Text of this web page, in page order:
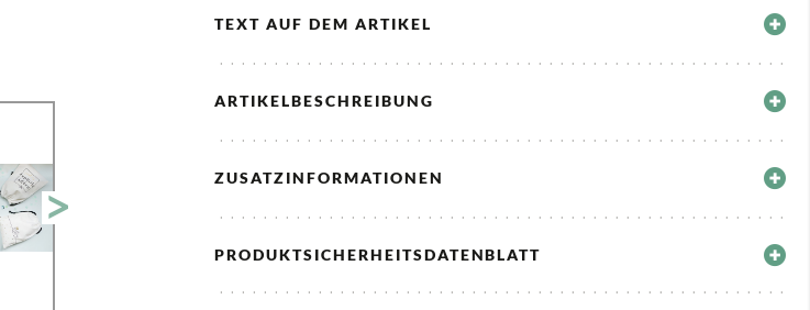
TEXT AUF DEM ARTIKEL
ARTIKELBESCHREIBUNG
ZUSATZINFORMATIONEN
PRODUKTSICHERHEITSDATENBLATT